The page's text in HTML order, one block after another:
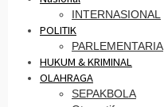
INTERNASIONAL
POLITIK
PARLEMENTARIA
HUKUM & KRIMINAL
OLAHRAGA
SEPAKBOLA